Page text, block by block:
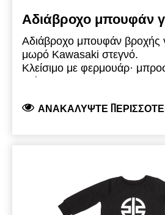
Αδιάβροχο μπουφάν
Αδιάβροχο μπουφάν βροχής
μωρό Kawasaki στεγνό.
Κλείσιμο με φερμουάρ·
τσέπη
τέταρτο και πλαϊνό φερμουάρ
100% νάιλον, με διάφανη
ΑΝΑΚΑΛΎΨΤΕ